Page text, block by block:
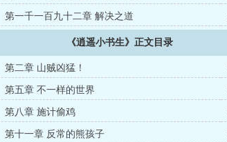
第一千一百九十二章 解决之道
《逍遥小书生》正文目录
第二章 山贼凶猛！
第五章 不一样的世界
第八章 施计偷鸡
第十一章 反常的熊孩子